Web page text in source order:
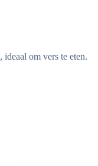
om vers te eten.